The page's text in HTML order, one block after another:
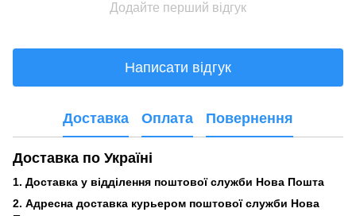
Додайте перший відгук
Написати відгук
Доставка Оплата Повернення
Доставка по Україні
1. Доставка у відділення поштової служби Нова Пошта
2. Адресна доставка курьером поштової служби Нова